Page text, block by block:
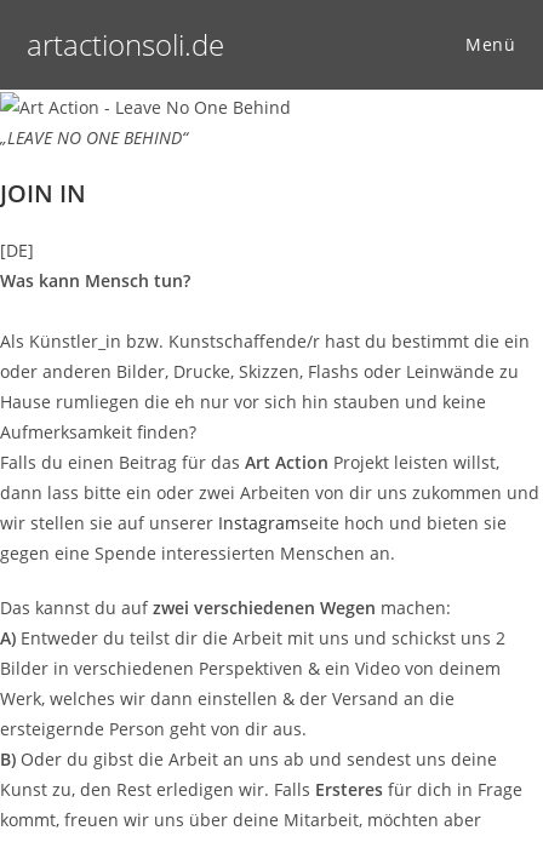
Inhaltartactionsoli.de Menü
„LEAVE NO ONE BEHIND“
JOIN IN
[DE]
Was kann Mensch tun?
Als Künstler_in bzw. Kunstschaffende/r hast du bestimmt die ein
oder anderen Bilder, Drucke, Skizzen, Flashs oder Leinwände zu
Hause rumliegen die eh nur vor sich hin stauben und keine
Aufmerksamkeit finden?
Falls du einen Beitrag für das Art Action Projekt leisten willst,
dann lass bitte ein oder zwei Arbeiten von dir uns zukommen und
wir stellen sie auf unserer Instagramseite hoch und bieten sie
gegen eine Spende interessierten Menschen an.
Das kannst du aufzwei verschiedenen Wegen machen:
A) Entweder du teilst dir die Arbeit mit uns und schickst uns 2
Bilder in verschiedenen Perspektiven & ein Video von deinem
Werk, welches wir dann einstellen & der Versand an die
ersteigernde Person geht von dir aus.
B) Oder du gibst die Arbeit an uns ab und sendest uns deine
Kunst zu, den Rest erledigen wir. Falls Ersteres für dich in Frage
kommt, freuen wir uns über deine Mitarbeit, möchten aber